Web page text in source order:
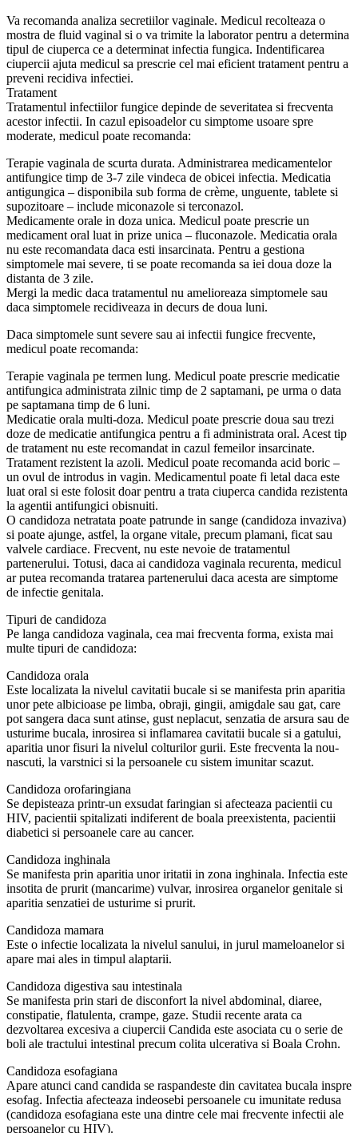
Va recomanda analiza secretiilor vaginale. Medicul recolteaza o
mostra de fluid vaginal si o va trimite la laborator pentru a determina
tipul de ciuperca ce a determinat infectia fungica. Indentificarea
ciupercii ajuta medicul sa prescrie cel mai eficient tratament pentru a
preveni recidiva infectiei.
Tratament
Tratamentul infectiilor fungice depinde de severitatea si frecventa
acestor infectii. In cazul episoadelor cu simptome usoare spre
moderate, medicul poate recomanda:
Terapie vaginala de scurta durata. Administrarea medicamentelor
antifungice timp de 3-7 zile vindeca de obicei infectia. Medicatia
antigungica – disponibila sub forma de crème, unguente, tablete si
supozitoare – include miconazole si terconazol.
Medicamente orale in doza unica. Medicul poate prescrie un
medicament oral luat in prize unica – fluconazole. Medicatia orala
nu este recomandata daca esti insarcinata. Pentru a gestiona
simptomele mai severe, ti se poate recomanda sa iei doua doze la
distanta de 3 zile.
Mergi la medic daca tratamentul nu amelioreaza simptomele sau
daca simptomele recidiveaza in decurs de doua luni.
Daca simptomele sunt severe sau ai infectii fungice frecvente,
medicul poate recomanda:
Terapie vaginala pe termen lung. Medicul poate prescrie medicatie
antifungica administrata zilnic timp de 2 saptamani, pe urma o data
pe saptamana timp de 6 luni.
Medicatie orala multi-doza. Medicul poate prescrie doua sau trezi
doze de medicatie antifungica pentru a fi administrata oral. Acest tip
de tratament nu este recomandat in cazul femeilor insarcinate.
Tratament rezistent la azoli. Medicul poate recomanda acid boric –
un ovul de introdus in vagin. Medicamentul poate fi letal daca este
luat oral si este folosit doar pentru a trata ciuperca candida rezistenta
la agentii antifungici obisnuiti.
O candidoza netratata poate patrunde in sange (candidoza invaziva)
si poate ajunge, astfel, la organe vitale, precum plamani, ficat sau
valvele cardiace. Frecvent, nu este nevoie de tratamentul
partenerului. Totusi, daca ai candidoza vaginala recurenta, medicul
ar putea recomanda tratarea partenerului daca acesta are simptome
de infectie genitala.
Tipuri de candidoza
Pe langa candidoza vaginala, cea mai frecventa forma, exista mai
multe tipuri de candidoza:
Candidoza orala
Este localizata la nivelul cavitatii bucale si se manifesta prin aparitia
unor pete albicioase pe limba, obraji, gingii, amigdale sau gat, care
pot sangera daca sunt atinse, gust neplacut, senzatia de arsura sau de
usturime bucala, inrosirea si inflamarea cavitatii bucale si a gatului,
aparitia unor fisuri la nivelul colturilor gurii. Este frecventa la nou-
nascuti, la varstnici si la persoanele cu sistem imunitar scazut.
Candidoza orofaringiana
Se depisteaza printr-un exsudat faringian si afecteaza pacientii cu
HIV, pacientii spitalizati indiferent de boala preexistenta, pacientii
diabetici si persoanele care au cancer.
Candidoza inghinala
Se manifesta prin aparitia unor iritatii in zona inghinala. Infectia este
insotita de prurit (mancarime) vulvar, inrosirea organelor genitale si
aparitia senzatiei de usturime si prurit.
Candidoza mamara
Este o infectie localizata la nivelul sanului, in jurul mameloanelor si
apare mai ales in timpul alaptarii.
Candidoza digestiva sau intestinala
Se manifesta prin stari de disconfort la nivel abdominal, diaree,
constipatie, flatulenta, crampe, gaze. Studii recente arata ca
dezvoltarea excesiva a ciupercii Candida este asociata cu o serie de
boli ale tractului intestinal precum colita ulcerativa si Boala Crohn.
Candidoza esofagiana
Apare atunci cand candida se raspandeste din cavitatea bucala inspre
esofag. Infectia afecteaza indeosebi persoanele cu imunitate redusa
(candidoza esofagiana este una dintre cele mai frecvente infectii ale
persoanelor cu HIV).